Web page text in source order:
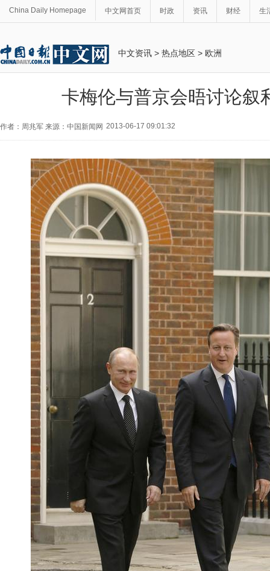
China Daily Homepage 中文网首页 时政 资讯 财经 生
中文资讯 > 热点地区 > 欧洲
卡梅伦与普京会晤讨论叙
作者：周兆军 来源：中国新闻网 2013-06-17 09:01:32